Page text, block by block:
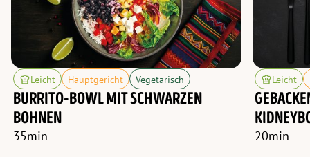
Leicht Hauptgericht Vegetarisch
BURRITO-BOWL MIT SCHWARZEN
BOHNEN
35min
Leicht
20min